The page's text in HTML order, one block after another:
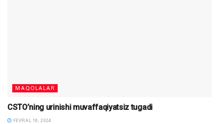
MAQOLALAR
CSTO’ning urinishi muvaffaqiyatsiz tugadi
FEVRAL 18, 2024